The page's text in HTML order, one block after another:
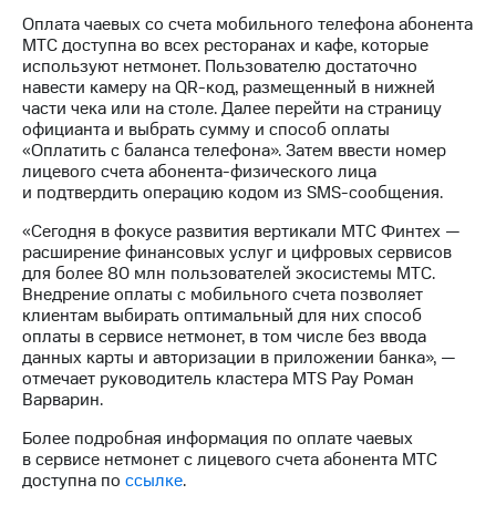
отчетность
Контакты
Пригласить
спикера
и акционерам
Корпоративное
управление
Корпоративный
секретарь
Раскрытие
информации
Информация
акционерам
Документы
ПАО
"МТС"
Собрания
акционеров
Личный
Оплата чаевых со счета мобильного телефона абонента
МТС доступна во всех ресторанах и кафе, которые
используют нетмонет. Пользователю достаточно
навести камеру на QR-код, размещенный в нижней
части чека или на столе. Далее перейти на страницу
официанта и выбрать сумму и способ оплаты
«Оплатить с баланса телефона». Затем ввести номер
лицевого счета абонента-физического лица
и подтвердить операцию кодом из SMS-сообщения.
«Сегодня в фокусе развития вертикали МТС Финтех —
расширение финансовых услуг и цифровых сервисов
для более 80 млн пользователей экосистемы МТС.
Внедрение оплаты с мобильного счета позволяет
клиентам выбирать оптимальный для них способ
оплаты в сервисе нетмонет, в том числе без ввода
данных карты и авторизации в приложении банка», —
отмечает руководитель кластера MTS Pay Роман
Варварин.
Более подробная информация по оплате чаевых
в сервисе нетмонет с лицевого счета абонента МТС
доступна по ссылке.